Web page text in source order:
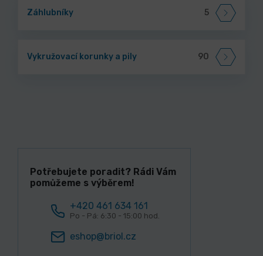
Záhlubníky 5
Vykružovací korunky a pily 90
Potřebujete poradit? Rádi Vám
pomůžeme s výběrem!
+420 461 634 161
Po - Pá: 6:30 - 15:00 hod.
eshop@briol.cz